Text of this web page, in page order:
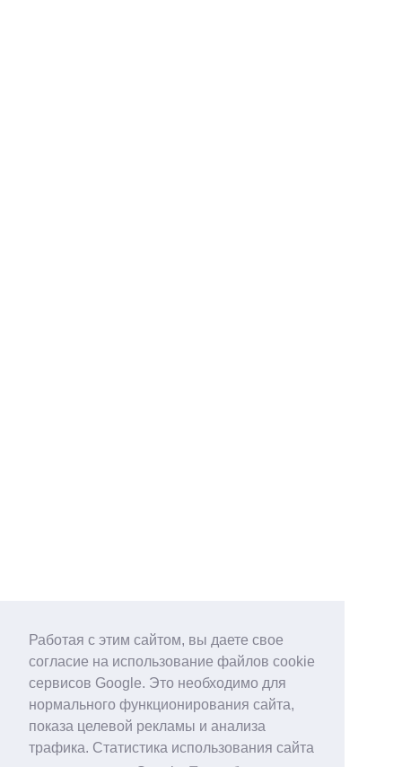
Работая с этим сайтом, вы даете свое
согласие на использование файлов cookie
сервисов Google. Это необходимо для
нормального функционирования сайта,
показа целевой рекламы и анализа
трафика. Статистика использования сайта